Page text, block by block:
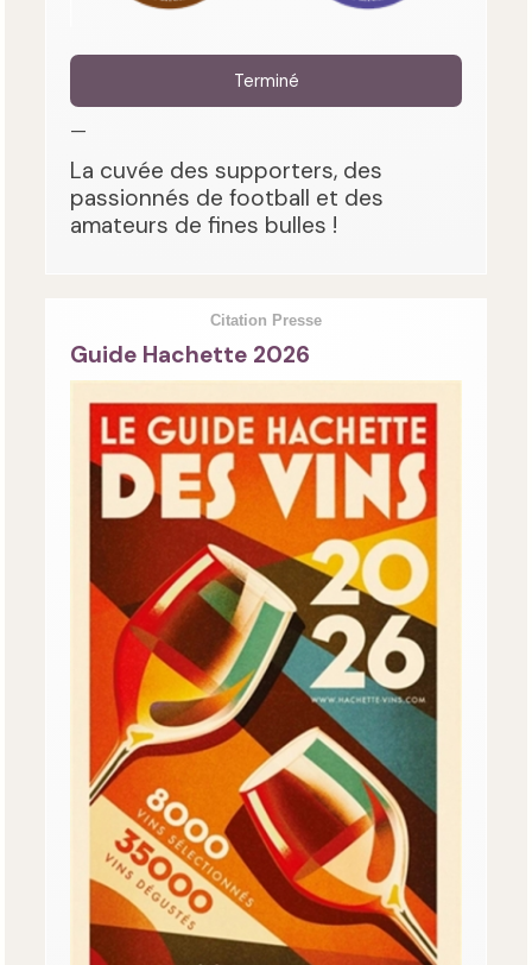
Terminé
—
La cuvée des supporters, des
passionnés de football et des
amateurs de fines bulles !
Citation Presse
Guide Hachette 2026